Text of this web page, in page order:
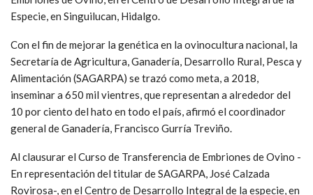
Especie, en Singuilucan, Hidalgo.
Con el fin de mejorar la genética en la ovinocultura nacional, la
Secretaría de Agricultura, Ganadería, Desarrollo Rural, Pesca y
Alimentación (SAGARPA) se trazó como meta, a 2018,
inseminar a 650 mil vientres, que representan a alrededor del
10 por ciento del hato en todo el país, afirmó el coordinador
general de Ganadería, Francisco Gurría Treviño.
Al clausurar el Curso de Transferencia de Embriones de Ovino -
En representación del titular de SAGARPA, José Calzada
Rovirosa-, en el Centro de Desarrollo Integral de la especie, en